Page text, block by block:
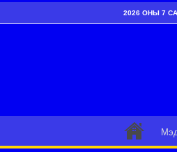
2026 ОНЫ 7